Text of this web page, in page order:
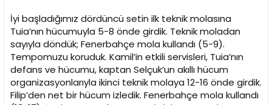
İyi başladığımız dördüncü setin ilk teknik molasına
Tuia’nın hücumuyla 5-8 önde girdik. Teknik moladan
sayıyla döndük; Fenerbahçe mola kullandı (5-9).
Tempomuzu koruduk. Kamil’in etkili servisleri, Tuia’nın
defans ve hücumu, kaptan Selçuk’un akıllı hücum
organizasyonlarıyla ikinci teknik molaya 12-16 önde girdik.
Filip’den net bir hücum izledik. Fenerbahçe mola kullandı